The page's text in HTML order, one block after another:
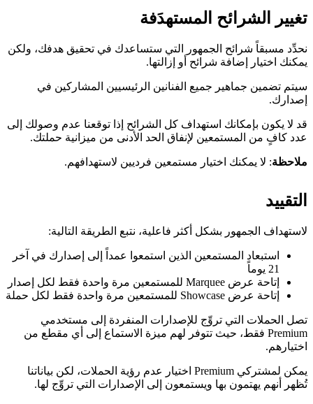
تغيير الشرائح المستهدَفة
نحدِّد مسبقاً شرائح الجمهور التي ستساعدك في تحقيق هدفك، ولكن
يمكنك اختيار إضافة شرائح أو إزالتها.
سيتم تضمين جماهير جميع الفنانين الرئيسيين المشاركين في
إصدارك.
قد لا يكون بإمكانك استهداف كل الشرائح إذا توقعنا عدم وصولك إلى
عدد كافٍ من المستمعين لإنفاق الحد الأدنى من ميزانية حملتك.
ملاحظة: لا يمكنك اختيار مستمعين فرديين لاستهدافهم.
التقييد
لاستهداف الجمهور بشكل أكثر فاعلية، نتبع الطريقة التالية:
استبعاد المستمعين الذين استمعوا عمداً إلى إصدارك في آخر
21 يوماً
إتاحة عرض Marquee للمستمعين مرة واحدة فقط لكل إصدار
إتاحة عرض Showcase للمستمعين مرة واحدة فقط لكل حملة
تصل الحملات التي تروِّج للإصدارات المنفردة إلى مستخدمي
Premium فقط، حيث تتوفر لهم ميزة الاستماع إلى أي مقطع من
اختيارهم.
يمكن لمشتركي Premium اختيار عدم رؤية الحملات، لكن بياناتنا
تُظهر أنهم يهتمون بها ويستمعون إلى الإصدارات التي تروِّج لها.